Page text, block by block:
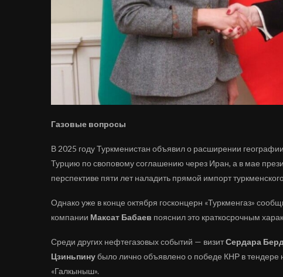
Газовые вопросы
В 2025 году Туркменистан объявил о расширении
Турцию по своповому соглашению через Иран, а в мае
перспективе пяти лет наладить прямой импорт
Однако уже в конце октября госконцерн «Туркменгаз»
компании Максат Бабаев пояснил это краткосрочным
Среди других нефтегазовых событий — визитСердара
Цзиньпинубыло лично объявлено о победе КНР в тендере
«Галкыныш».